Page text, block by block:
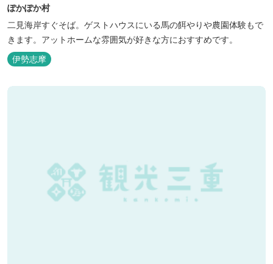
ぽかぽか村
二見海岸すぐそば。ゲストハウスにいる馬の餌やりや農園体験もで
きます。アットホームな雰囲気が好きな方におすすめです。
伊勢志摩